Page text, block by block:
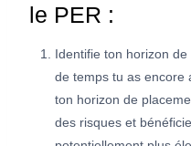
le PER :
Identifie ton horizon
de temps tu as encore
ton horizon de
des risques et